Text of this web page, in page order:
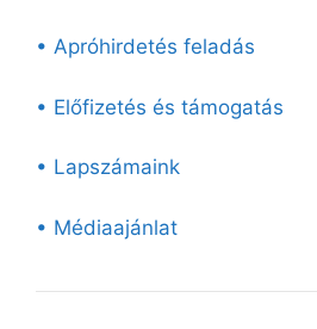
• Apróhirdetés feladás
• Előfizetés és támogatás
• Lapszámaink
• Médiaajánlat